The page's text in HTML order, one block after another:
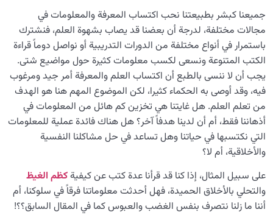
النظرة الأبدية والاستعداد للآخرة 0/14
من الخيال إلى سلامة القلب 0/31
الإنسان محور الخلق 0/9
رؤية عالم الغيب 0/9
جميعنا كبشر بطبيعتنا نحب اكتساب المعرفة والمعلومات في
مجالات مختلفة، لدرجة أن بعضنا قد يصاب بشهوة العلم، فنشترك
باستمرار في أنواع مختلفة من الدورات التدريبية أو نواصل دوماً قراءة
الكتب المتنوعة ونسعى لكسب معلومات كثيرة حول مواضيع شتى.
يجب أن لا ننسى بالطبع أن اكتساب العلم والمعرفة أمر جيد ومرغوب
فيه، وقد أوصى به الحکماء كثيرا، لكن الموضوع المهم هنا هو الهدف
من تعلم العلم. هل غايتنا هي تخزين كم هائل من المعلومات في
أذهاننا فقط، أم أن لدينا هدفاً آخر؟ هل هناك فائدة عملية للمعلومات
التي نكتسبها في حياتنا وهل تساعد في حل مشاكلنا النفسية
والأخلاقية، أم لا؟
على سبيل المثال، إذا كنا قد قرأنا عدة كتب عن كيفيةكظم الغيظ
والتحلي بالأخلاق الحميدة، فهل أحدثت معلوماتنا فرقاً في سلوكنا، أم
أننا ما زلنا نتصرف بنفس الغضب والعبوس كما في المقال السابق؟؟!